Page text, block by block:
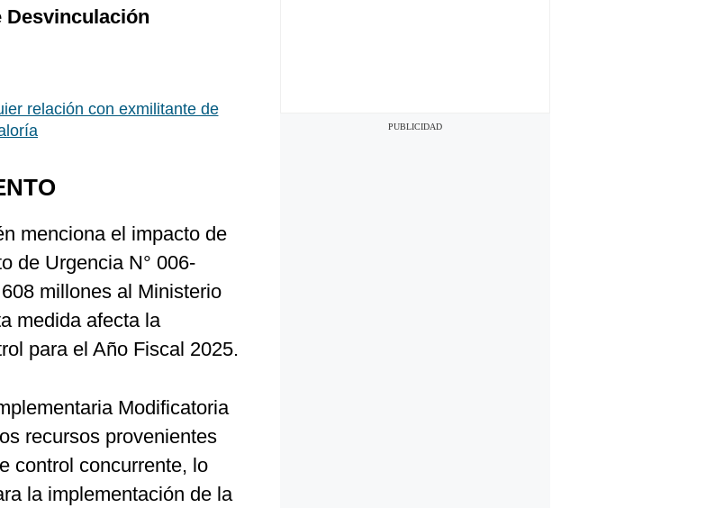
Desvinculación
relación con exmilitante de
menciona el impacto de
de Urgencia N° 006-
millones al Ministerio
medida afecta la
para el Año Fiscal 2025.
Modificatoria
recursos provenientes
control concurrente, lo
la implementación de la